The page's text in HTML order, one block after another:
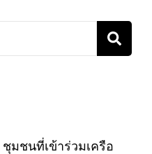
มชนที่เข้าร่วมเครือ